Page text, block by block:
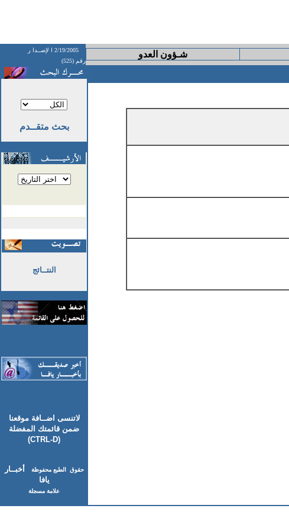
شـؤون العدو 2/19/2005 ا لإصــدا ر
رقم (525)
بحث متقــدم
النتــائج
لاتنسى اضــافة موقعنا
ضمن قائمتك المفضلة
(CTRL-D)
حقوق الطبع محفوظة
أخبــار
يافا
علامة مسجلة